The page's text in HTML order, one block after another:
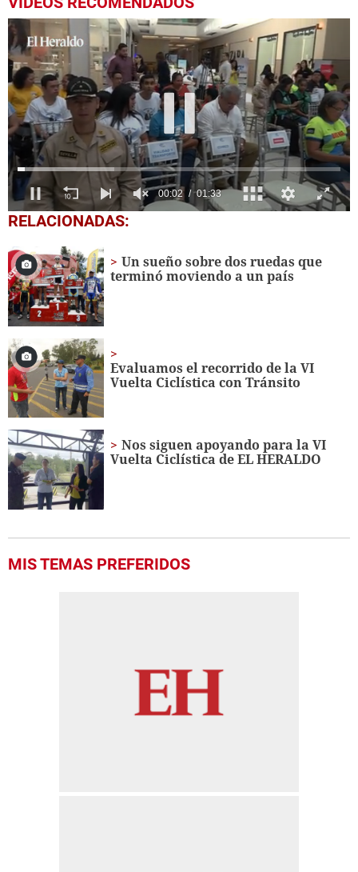
0
of
minute,
33
seconds
RELACIONADAS:
Un sueño sobre dos ruedas que
terminó moviendo a un país
Evaluamos el recorrido de la VI
Vuelta Ciclística con Tránsito
Nos siguen apoyando para la VI
Vuelta Ciclística de EL HERALDO
MIS TEMAS PREFERIDOS